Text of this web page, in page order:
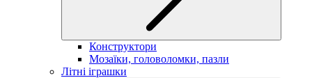
Конструктори
Мозаїки, головоломки, пазли
Літні іграшки